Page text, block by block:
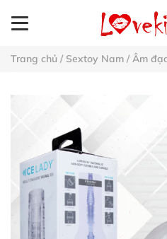
Trang chủ / Sextoy Nam / Âm